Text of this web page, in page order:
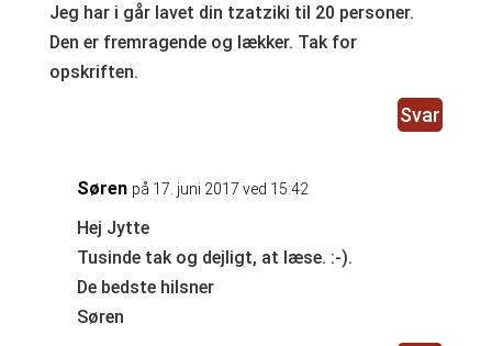
Jeg har i går lavet din tzatziki til 20 personer.
Den er fremragende og lækker. Tak for
opskriften.
Svar
Søren på 17. juni 2017 ved 15:42
Hej Jytte
Tusinde tak og dejligt, at læse. :-).
De bedste hilsner
Søren